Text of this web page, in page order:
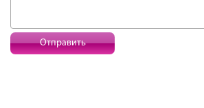
Отправить